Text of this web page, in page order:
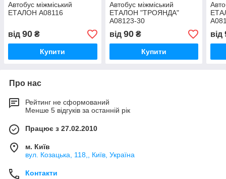
Автобус міжміський
ЕТАЛОН А08116
від 90 ₴
Купити
Автобус міжміський
ЕТАЛОН "ТРОЯНДА"
А08123-30
від 90₴
Купити
від
Про нас
Рейтинг не сформований
Менше 5 відгуків за останній рік
Працює з 27.02.2010
м. Київ
вул. Козацька, 118,, Київ, Україна
Контакти